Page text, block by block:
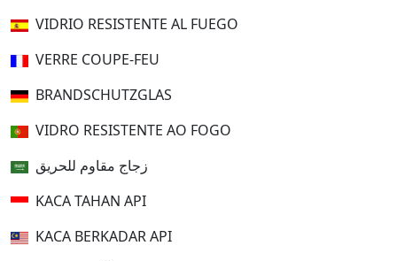
VIDRIO RESISTENTE AL FUEGO
VERRE COUPE-FEU
BRANDSCHUTZGLAS
VIDRO RESISTENTE AO FOGO
زجاج مقاوم للحريق
KACA TAHAN API
KACA BERKADAR API